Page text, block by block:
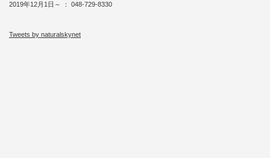
2019年12月1日～ ： 048-729-8330
Tweets by naturalskynet